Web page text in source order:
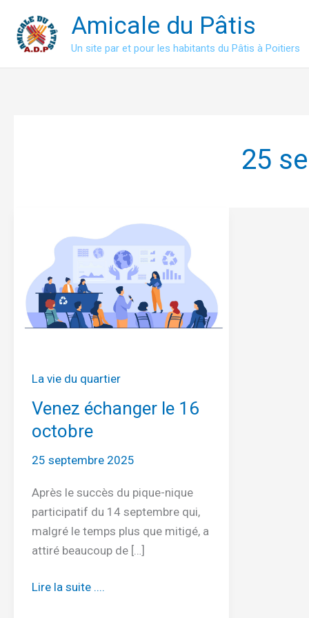
contenu
Amicale du Pâtis
Un site par et pour les habitants du Pâtis à Poitiers
25
La vie du quartier
Venez échanger le 16
octobre
25 septembre 2025
Après le succès du pique-nique
participatif du 14 septembre qui,
malgré le temps plus que mitigé, a
attiré beaucoup de […]
Venez
Lire la suite ....